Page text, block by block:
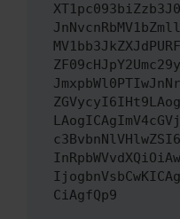
CiAgfQp9